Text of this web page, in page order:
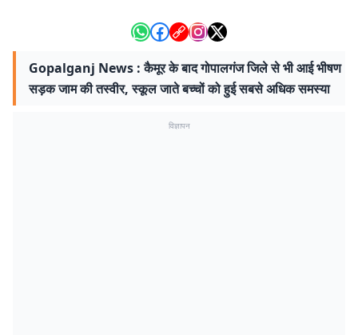
Gopalganj News : कैमूर के बाद गोपालगंज जिले से भी आई भीषण
सड़क जाम की तस्वीर, स्कूल जाते बच्चों को हुई सबसे अधिक समस्या
विज्ञापन